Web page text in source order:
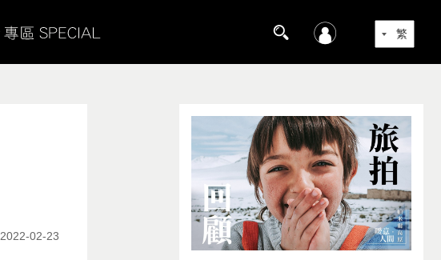
2022-02-23